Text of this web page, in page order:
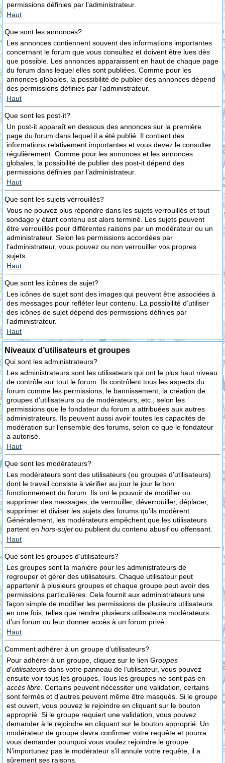
permissions définies par l’administrateur.
Haut
Que sont les annonces?
Les annonces contiennent souvent des informations importantes
concernant le forum que vous consultez et doivent être lues dès
que possible. Les annonces apparaissent en haut de chaque page
du forum dans lequel elles sont publiées. Comme pour les
annonces globales, la possibilité de publier des annonces dépend
des permissions définies par l’administrateur.
Haut
Que sont les post-it?
Un post-it apparaît en dessous des annonces sur la première
page du forum dans lequel il a été publié. Il contient des
informations relativement importantes et vous devez le consulter
régulièrement. Comme pour les annonces et les annonces
globales, la possibilité de publier des post-it dépend des
permissions définies par l’administrateur.
Haut
Que sont les sujets verrouillés?
Vous ne pouvez plus répondre dans les sujets verrouillés et tout
sondage y étant contenu est alors terminé. Les sujets peuvent
être verrouillés pour différentes raisons par un modérateur ou un
administrateur. Selon les permissions accordées par
l’administrateur, vous pouvez ou non verrouiller vos propres
sujets.
Haut
Que sont les icônes de sujet?
Les icônes de sujet sont des images qui peuvent être associées à
des messages pour refléter leur contenu. La possibilité d’utiliser
des icônes de sujet dépend des permissions définies par
l’administrateur.
Haut
Niveaux d’utilisateurs et groupes
Qui sont les administrateurs?
Les administrateurs sont les utilisateurs qui ont le plus haut niveau
de contrôle sur tout le forum. Ils contrôlent tous les aspects du
forum comme les permissions, le bannissement, la création de
groupes d’utilisateurs ou de modérateurs, etc., selon les
permissions que le fondateur du forum a attribuées aux autres
administrateurs. Ils peuvent aussi avoir toutes les capacités de
modération sur l’ensemble des forums, selon ce que le fondateur
a autorisé.
Haut
Que sont les modérateurs?
Les modérateurs sont des utilisateurs (ou groupes d’utilisateurs)
dont le travail consiste à vérifier au jour le jour le bon
fonctionnement du forum. Ils ont le pouvoir de modifier ou
supprimer des messages, de verrouiller, déverrouiller, déplacer,
supprimer et diviser les sujets des forums qu’ils modèrent.
Généralement, les modérateurs empêchent que les utilisateurs
partent en hors-sujetou publient du contenu abusif ou offensant.
Haut
Que sont les groupes d’utilisateurs?
Les groupes sont la manière pour les administrateurs de
regrouper et gérer des utilisateurs. Chaque utilisateur peut
appartenir à plusieurs groupes et chaque groupe peut avoir des
permissions particulières. Cela fournit aux administrateurs une
façon simple de modifier les permissions de plusieurs utilisateurs
en une fois, telles que rendre plusieurs utilisateurs modérateurs
d’un forum ou leur donner accès à un forum privé.
Haut
Comment adhérer à un groupe d’utilisateurs?
Pour adhérer à un groupe, cliquez sur le lien Groupes
d’utilisateurs dans votre panneau de l’utilisateur, vous pouvez
ensuite voir tous les groupes. Tous les groupes ne sont pas en
accès libre . Certains peuvent nécessiter une validation, certains
sont fermés et d’autres peuvent même être masqués. Si le groupe
est ouvert, vous pouvez le rejoindre en cliquant sur le bouton
approprié. Si le groupe requiert une validation, vous pouvez
demander à le rejoindre en cliquant sur le bouton approprié. Un
modérateur de groupe devra confirmer votre requête et pourra
vous demander pourquoi vous voulez rejoindre le groupe.
N’importunez pas le modérateur s’il annule votre requête, il a
sûrement ses raisons.